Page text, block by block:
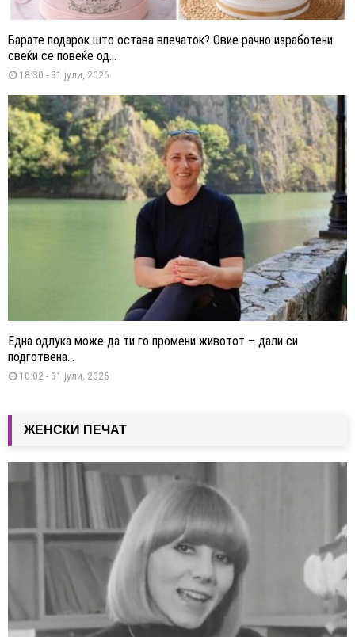
Барате подарок што остава впечаток? Овие рачно изработени
свеќи се повеќе од...
18:30 - 31 јули, 2026
Една одлука може да ти го промени животот – дали си
подготвена...
10:02 - 31 јули, 2026
ЖЕНСКИ ПЕЧАТ